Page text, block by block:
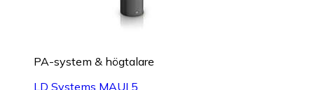
PA-system & högtalare
LD Systems MAUI 5